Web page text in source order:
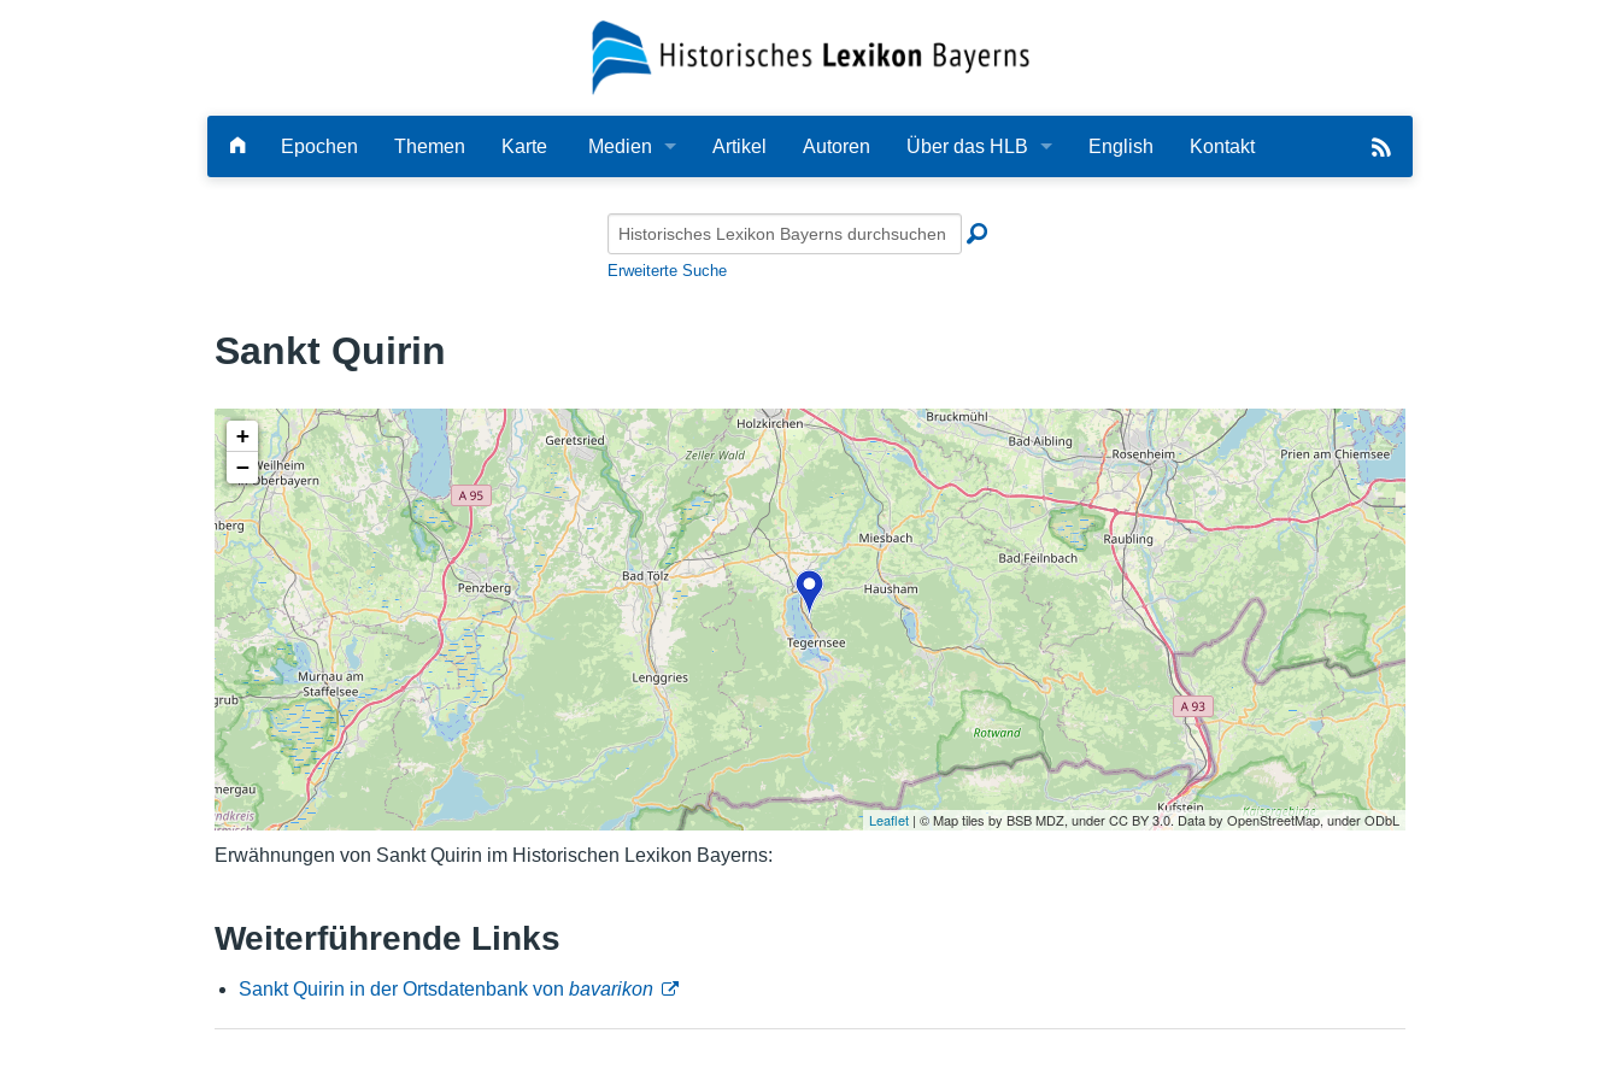
Epochen Themen Karte Medien
Audio
Alle Dateien
Artikel Autoren Über das HLB
Redaktion
Bearbeitungsstand
Zehn Jahre HLB
Häufige Fragen
Nutzungshinweise
English Kontakt
Erweiterte Suche
Sankt Quirin
+
−
Leaflet | © Map tiles by BSB MDZ, under CC BY 3.0. Data by OpenStreetMap, under ODbL
Erwähnungen von Sankt Quirin im Historischen Lexikon Bayerns:
Weiterführende Links
Sankt Quirin in der Ortsdatenbank von bavarikon